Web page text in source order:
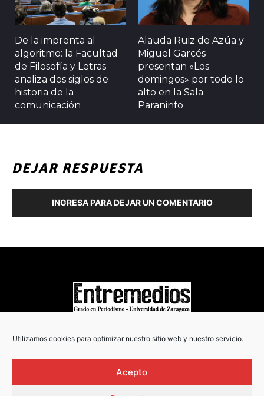
Utilizamos cookies para optimizar nuestro sitio web y nuestro servicio.
Acepto
De la imprenta al
algoritmo: la Facultad
de Filosofía y Letras
analiza dos siglos de
historia de la
comunicación
Alauda Ruiz de Azúa y
Miguel Garcés
presentan «Los
domingos» por todo lo
alto en la Sala
Paraninfo
DEJAR RESPUESTA
INGRESA PARA DEJAR UN COMENTARIO